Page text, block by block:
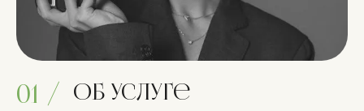
01 / Об услуге